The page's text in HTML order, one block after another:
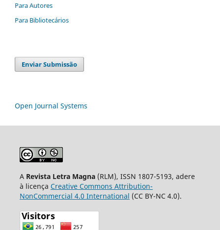
Para Autores
Para Bibliotecários
Enviar Submissão
Open Journal Systems
ARevista Letra Magna (RLM), ISSN 1807-5193, adere
à licença Creative Commons Attribution-
NonCommercial 4.0 International (CC BY-NC 4.0).